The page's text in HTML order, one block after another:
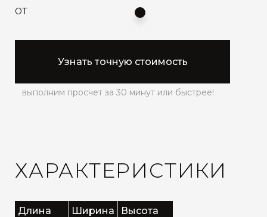
выполним просчет за 30 минут или быстрее!
Узнать точную стоимость
от
Длина Ширина Высота
ХАРАКТЕРИСТИКИ